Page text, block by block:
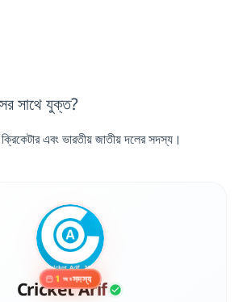
সাথে যুক্ত?
এবং ভারতীয় জাতীয় দলের সদস্য।
1 বছরসদস্য
Cricket Arif